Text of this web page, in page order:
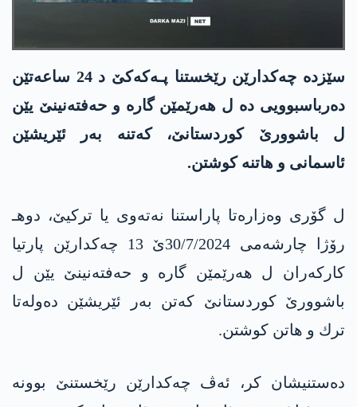
سێزده‌ چه‌كدارێن رێخستنا پـه‌كه‌كێ د 24 ساعه‌تێن
ده‌رباسبوویی ده‌ ل هه‌رێمێن گاره‌ و حه‌فته‌نینێ یێن
ل باشوورێ كوردستانێ، كه‌تنه‌ به‌ر ئێریشێن
ئاسمانی و هاتنه‌ كوشتن.
ل گۆری وه‌زاره‌تا پاراستنا نه‌ته‌وی یا تركیێ، دوهـ
رۆژا چارشه‌می 30/7/2024ێ 13 چه‌كدارێن پارتیا
كاركه‌ران ل هه‌رێمێن گاره‌ و حه‌فته‌نینێ یێن ل
باشوورێ كوردستانێ كه‌تن به‌ر ئێریشێن ده‌وله‌تا
ترك و هاتن كوشتن.
ده‌ستنیشان كر، ئه‌ڤ چه‌كدارێن رێخستنێ بوونه‌